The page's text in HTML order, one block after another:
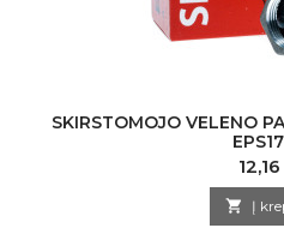
SKIRSTOMOJO VELENO
 Į